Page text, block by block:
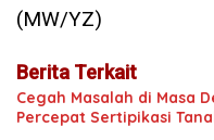
(MW/YZ)
Berita Terkait
Cegah Masalah di Masa
Percepat Sertipikasi